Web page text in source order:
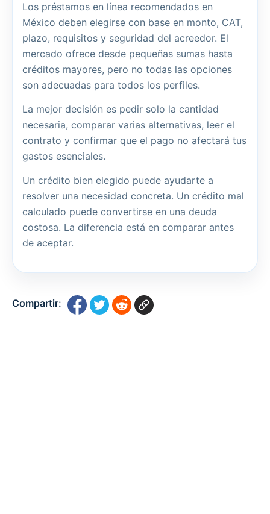
Los préstamos en línea recomendados en
México deben elegirse con base en monto, CAT,
plazo, requisitos y seguridad del acreedor. El
mercado ofrece desde pequeñas sumas hasta
créditos mayores, pero no todas las opciones
son adecuadas para todos los perfiles.
La mejor decisión es pedir solo la cantidad
necesaria, comparar varias alternativas, leer el
contrato y confirmar que el pago no afectará tus
gastos esenciales.
Un crédito bien elegido puede ayudarte a
resolver una necesidad concreta. Un crédito mal
calculado puede convertirse en una deuda
costosa. La diferencia está en comparar antes
de aceptar.
Compartir: